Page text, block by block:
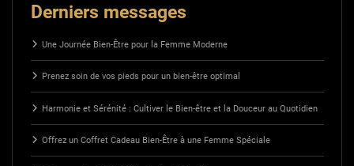
Derniers messages
Une Journée Bien-Être pour la Femme Moderne
Prenez soin de vos pieds pour un bien-être optimal
Harmonie et Sérénité : Cultiver le Bien-être et la Douceur au Quotidien
Offrez un Coffret Cadeau Bien-Être à une Femme Spéciale